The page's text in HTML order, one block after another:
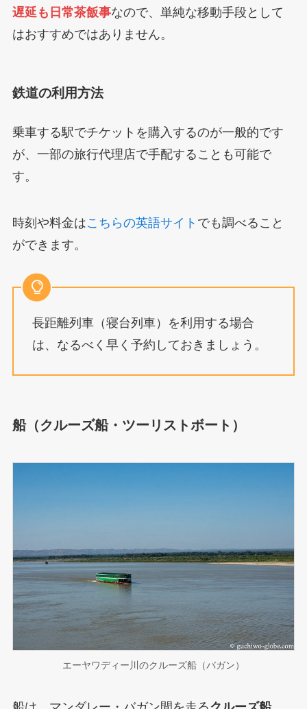
遅延も日常茶飯事なので、単純な移動手段として
はおすすめではありません。
鉄道の利用方法
乗車する駅でチケットを購入するのが一般的です
が、一部の旅行代理店で手配することも可能で
す。
時刻や料金はこちらの英語サイト でも調べること
ができます。
長距離列車（寝台列車）を利用する場合
は、なるべく早く予約しておきましょう。
船（クルーズ船・ツーリストボート）
エーヤワディー川のクルーズ船（バガン）